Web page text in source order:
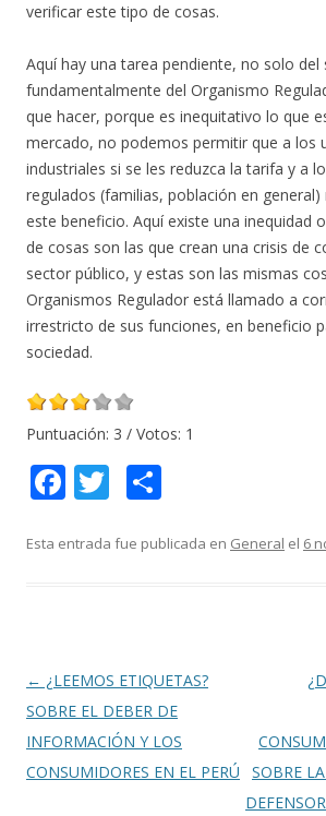
verificar este tipo de cosas.
Aquí hay una tarea pendiente, no solo del
fundamentalmente del Organismo
que hacer, porque es inequitativo lo que
mercado, no podemos permitir que a los
industriales si se les reduzca la tarifa y a
regulados (familias, población en general)
este beneficio. Aquí existe una inequidad
de cosas son las que crean una crisis de
sector público, y estas son las mismas
Organismos Regulador está llamado a
irrestricto de sus funciones, en beneficio
sociedad.
Puntuación: 3 / Votos: 1
F
e
k
T
itt m
r
Esta entrada fue publicada en General el 6
Navegación
de
entradas
← ¿LEEMOS ETIQUETAS?
SOBRE EL DEBER DE
INFORMACIÓN Y LOS
CONSUMIDORES EN EL PERÚ
SOBRE